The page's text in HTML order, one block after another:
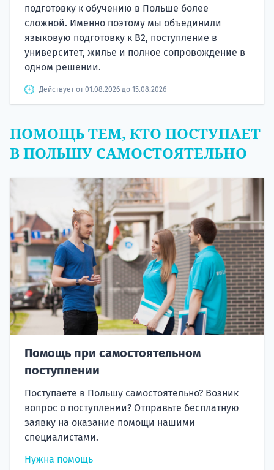
подготовку к обучению в Польше более
сложной. Именно поэтому мы объединили
языковую подготовку к В2, поступление в
университет, жилье и полное сопровождение в
одном решении.
Действует от 01.08.2026 до 15.08.2026
ПОМОЩЬ ТЕМ, КТО ПОСТУПАЕТ
В ПОЛЬШУ САМОСТОЯТЕЛЬНО
Помощь при самостоятельном
поступлении
Поступаете в Польшу самостоятельно? Возник
вопрос о поступлении? Отправьте бесплатную
заявку на оказание помощи нашими
специалистами.
Нужна помощь